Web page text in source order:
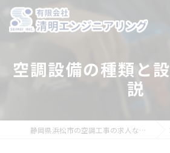
空調設備の種類と
説
静岡県浜松市の空調工事の求人なら有限会社清明エンジニアリング